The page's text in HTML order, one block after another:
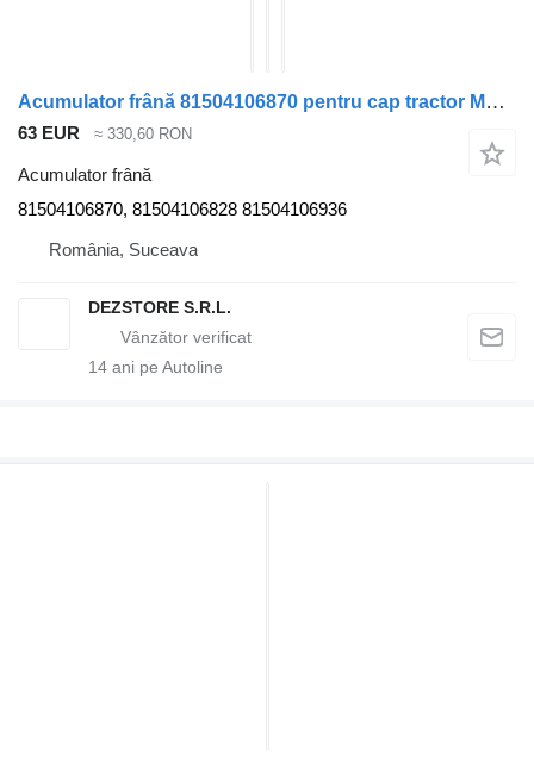
Acumulator frână 81504106870 pentru cap tractor MAN TGS
63 EUR ≈ 330,60 RON
Acumulator frână
81504106870, 81504106828 81504106936
România, Suceava
DEZSTORE S.R.L.
14 ani pe Autoline